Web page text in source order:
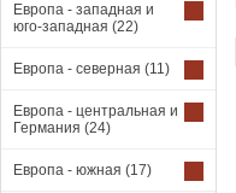
Европа - западная и
юго-западная (22)
Европа - северная (11)
Европа - центральная и
Германия (24)
Европа - южная (17)